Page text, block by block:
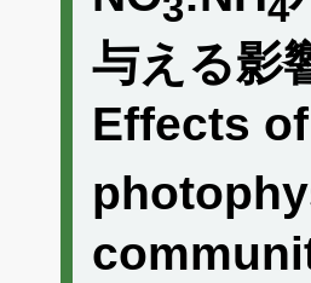
与える影
Effects